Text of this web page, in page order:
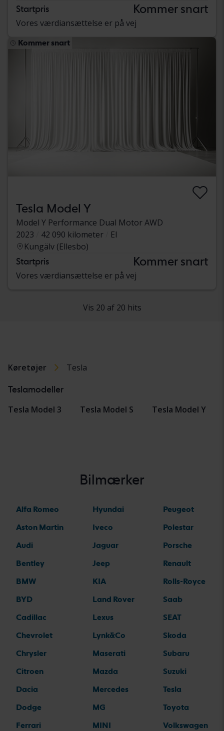
Startpris Kommer snart
Vores værdiansættelse er på vej
Kommer snart
Tesla Model Y
Model Y Performance Dual Motor AWD
2023
42 090 kilometer
El
Kungälv (Ellesbo)
Startpris Kommer snart
Vores værdiansættelse er på vej
Vis 20 af 20 hits
Køretøjer Tesla
Teslamodeller
Tesla Model 3 Tesla Model S Tesla Model Y
Bilmærker
Alfa Romeo
Aston Martin
Audi
Bentley
BMW
BYD
Cadillac
Chevrolet
Chrysler
Citroen
Dacia
Dodge
Ferrari
Hyundai
Iveco
Jaguar
Jeep
KIA
Land Rover
Lexus
Lynk&Co
Maserati
Mazda
Mercedes
MG
MINI
Peugeot
Polestar
Porsche
Renault
Rolls-Royce
Saab
SEAT
Skoda
Subaru
Suzuki
Tesla
Toyota
Volkswagen